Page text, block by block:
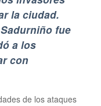
la ciudad.
fue
a los
con
de los ataques